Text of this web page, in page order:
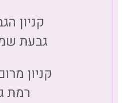
קניון
גבעת
קניון
רמת